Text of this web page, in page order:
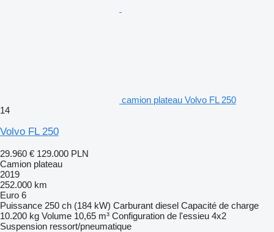
camion plateau Volvo FL 250
14
Volvo FL 250
29.960 € 129.000 PLN
Camion plateau
2019
252.000 km
Euro 6
Puissance 250 ch (184 kW) Carburant diesel Capacité de charge
10.200 kg Volume 10,65 m³ Configuration de l'essieu 4x2
Suspension ressort/pneumatique